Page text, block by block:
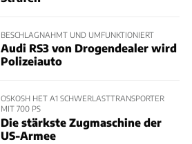
BESCHLAGNAHMT UND UMFUNKTIONIERT
Audi RS3 von Drogendealer wird
Polizeiauto
OSKOSH HET A1 SCHWERLASTTRANSPORTER
MIT 700 PS
Die stärkste Zugmaschine der
US-Armee